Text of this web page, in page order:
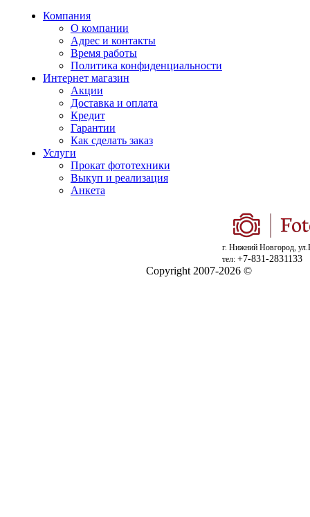
Компания
О компании
Адрес и контакты
Время работы
Политика конфиденциальности
Интернет магазин
Акции
Доставка и оплата
Кредит
Гарантии
Как сделать заказ
Услуги
Прокат фототехники
Выкуп и реализация
Анкета
г. Нижний Новгород,
тел: +7-831-2831133
Copyright 2007-2026 ©